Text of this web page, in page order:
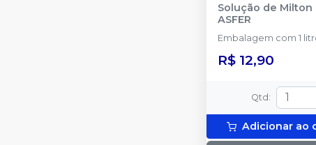
Solução de Milton
ASFER
Embalagem com
R$ 12,90
Qtd :
Adicionar ao